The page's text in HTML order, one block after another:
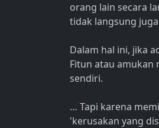
orang lain secara
tidak langsung
Dalam hal ini, jika
Fitun atau amukan
sendiri.
… Tapi karena
'kerusakan yang